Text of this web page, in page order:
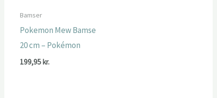
Bamser
Pokemon Mew Bamse
20 cm – Pokémon
199,95kr.